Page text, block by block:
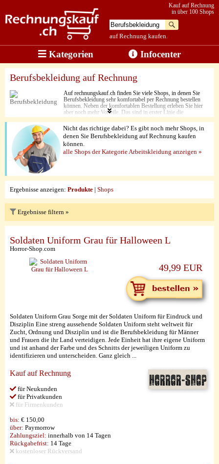
auf Rechnung kaufen.
Kauf auf Rechnung
in über 100 Shops
Kategorien Infocenter
Berufsbekleidung auf Rechnung
Auf rechnungskauf.ch finden Sie viele Shops, in denen Sie
Berufsbekleidung sehr komfortabel per Rechnung bestellen
können. Neben der komfortablen Bestellung erleben Sie hier
aber noch mehr Vorteile. Das sind in erster Linie die
zahlreichen Ausstattungsfeatures und die hohe Robustheit.
Damit sind Sie im Arbeitsalltag jederzeit bestens gerüstet.
Abgerundet wird die Angebotsqualität dabei zum Schluss
durch die fairen Preise der zahlreichen bekannten Labels.
Nicht das richtige dabei? Es gibt noch mehr Shops, in
denen Sie Berufsbekleidung auf Rechnung kaufen
können.
alle Shops der Kategorie Arbeitskleidung anzeigen »
Ergebnisse anzeigen: Produkte | Shops
Ergebnisse filtern »
Soldaten Uniform Grau für Halloween L
Horror-Shop.com
49,99 EUR
Soldaten Uniform Grau Sorge mit der Soldaten Uniform für Eindruck und
Disziplin Eine streng aussehende Soldaten Uniform steht weltweit für
Zucht, Ordnung und Disziplin und ist die Berufsbekleidung für Männer
und Frauen die ihr Land verteidigen. Jede Einheit hat ihre eigene Uniform
und ist anhand der Farbe und des Schnitts der jeweiligen Uniform zu
identifizieren und unterscheiden. Ganz gleich ...
Kauf auf Rechnung
für Neukunden
für Privatkunden
für Firmenkunden
bis: € 150,00
über: Paymorrow
Zahlungsziel: innerhalb von 14 Tagen
Rückgabefrist: 14 Tage
kostenloser Rückversand